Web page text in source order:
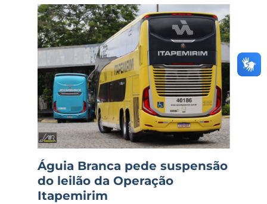
Águia Branca pede suspensão
do leilão da Operação
Itapemirim